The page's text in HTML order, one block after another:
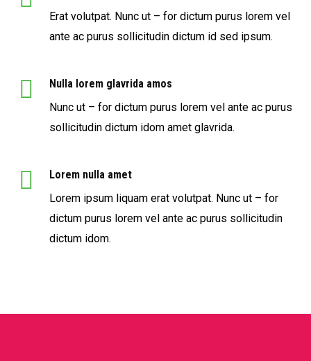
Erat volutpat. Nunc ut – for dictum purus lorem vel
ante ac purus sollicitudin dictum id sed ipsum.
Nulla lorem glavrida amos
Nunc ut – for dictum purus lorem vel ante ac purus
sollicitudin dictum idom amet glavrida.
Lorem nulla amet
Lorem ipsum liquam erat volutpat. Nunc ut – for
dictum purus lorem vel ante ac purus sollicitudin
dictum idom.